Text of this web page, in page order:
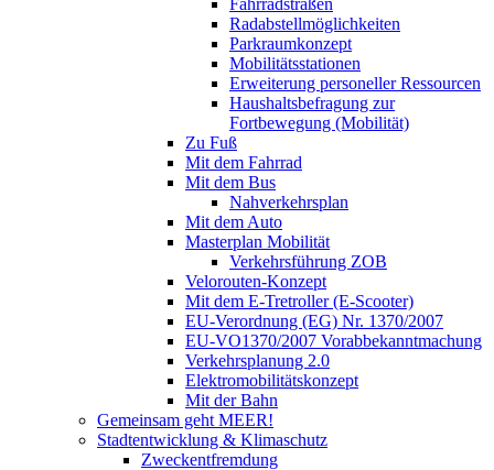
Fahrradstraßen
Radabstellmöglichkeiten
Parkraumkonzept
Mobilitätsstationen
Erweiterung personeller Ressourcen
Haushaltsbefragung zur
Fortbewegung (Mobilität)
Zu Fuß
Mit dem Fahrrad
Mit dem Bus
Nahverkehrsplan
Mit dem Auto
Masterplan Mobilität
Verkehrsführung ZOB
Velorouten-Konzept
Mit dem E-Tretroller (E-Scooter)
EU-Verordnung (EG) Nr. 1370/2007
EU-VO1370/2007 Vorabbekanntmachung
Verkehrsplanung 2.0
Elektromobilitätskonzept
Mit der Bahn
Gemeinsam geht MEER!
Stadtentwicklung & Klimaschutz
Zweckentfremdung